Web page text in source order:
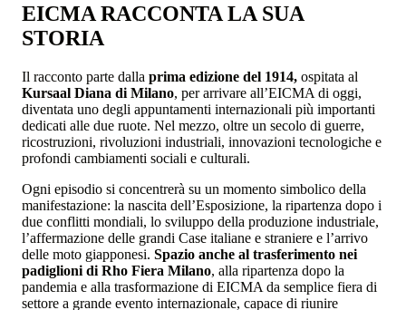
EICMA RACCONTA LA SUA
STORIA
Il racconto parte dalla prima edizione del 1914, ospitata al
Kursaal Diana di Milano, per arrivare all’EICMA di oggi,
diventata uno degli appuntamenti internazionali più importanti
dedicati alle due ruote. Nel mezzo, oltre un secolo di guerre,
ricostruzioni, rivoluzioni industriali, innovazioni tecnologiche e
profondi cambiamenti sociali e culturali.
Ogni episodio si concentrerà su un momento simbolico della
manifestazione: la nascita dell’Esposizione, la ripartenza dopo i
due conflitti mondiali, lo sviluppo della produzione industriale,
l’affermazione delle grandi Case italiane e straniere e l’arrivo
delle moto giapponesi. Spazio anche al trasferimento nei
padiglioni di Rho Fiera Milano, alla ripartenza dopo la
pandemia e alla trasformazione di EICMA da semplice fiera di
settore a grande evento internazionale, capace di riunire